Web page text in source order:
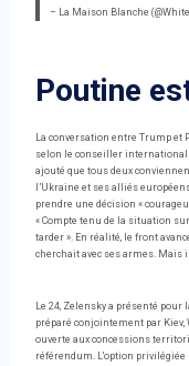
– La Maison Blanche
Poutine
La conversation entre Trump
selon le conseiller international
ajouté que tous deux
l’Ukraine et ses alliés
prendre une décision «
« Compte tenu de la situation
tarder ». En réalité, le front
cherchait avec ses armes. Mais
Le 24, Zelensky a présenté
préparé conjointement par
ouverte aux concessions
référendum. L'option